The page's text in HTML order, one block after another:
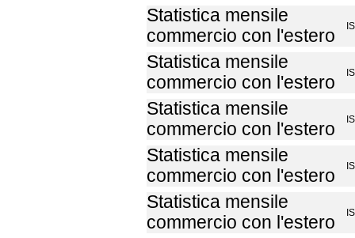
Statistica mensile
commercio con l'estero
Statistica mensile
commercio con l'estero
Statistica mensile
commercio con l'estero
Statistica mensile
commercio con l'estero
Statistica mensile
commercio con l'estero